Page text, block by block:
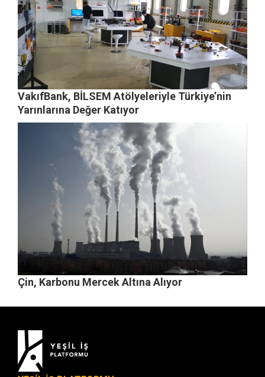
VakıfBank, BİLSEM Atölyeleriyle Türkiye’nin
Yarınlarına Değer Katıyor
Çin, Karbonu Mercek Altına Alıyor